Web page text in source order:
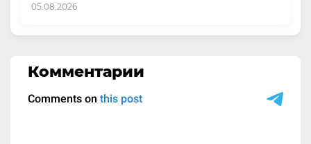
05.08.2026
Комментарии